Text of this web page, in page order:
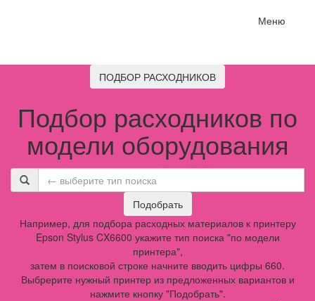
Меню
ПОДБОР РАСХОДНИКОВ
Подбор расходников по
модели оборудования
Подобрать
Например, для подбора расходных материалов к принтеру
Epson Stylus CX6600 укажите тип поиска "по модели
принтера",
затем в поисковой строке начните вводить цифры 660.
Выбрерите нужный принтер из предложенных вариантов и
нажмите кнопку "Подобрать".